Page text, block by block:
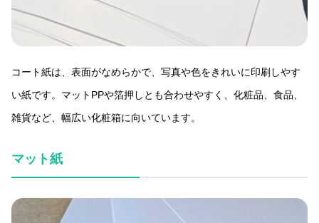
コート紙は、表面がなめらかで、写真や色をきれいに印刷しやす
い紙です。マットPPや箔押しとも合わせやすく、化粧品、食品、
雑貨など、幅広い化粧箱に向いています。
マット紙